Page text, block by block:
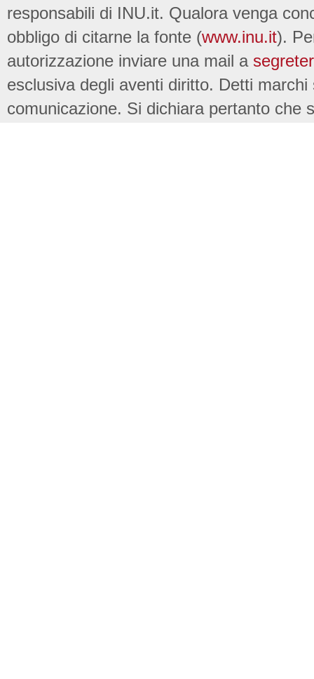
responsabili di INU.it. Qualora venga
obbligo di citarne la fonte (www.inu.it).
autorizzazione inviare una mail a
esclusiva degli aventi diritto. Detti
comunicazione. Si dichiara pertanto che